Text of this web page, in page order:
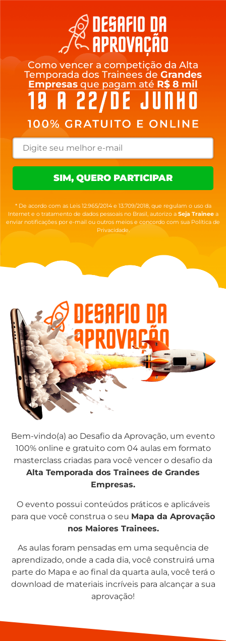
Como vencer a competição da Alta
Temporada dos Trainees de Grandes
Empresas que pagam até R$ 8 mil
SIM, QUERO PARTICIPAR
* De acordo com as Leis 12.965/2014 e 13.709/2018, que regulam o uso da
Internet e o tratamento de dados pessoais no Brasil, autorizo a Seja Traineea
enviar notificações por e-mail ou outros meios e concordo com sua Política de
Privacidade.
Bem-vindo(a) ao Desafio da Aprovação, um evento
100% online e gratuito com 04 aulas em formato
masterclass criadas para você vencer o desafio da
Alta Temporada dos Trainees de Grandes
Empresas.
O evento possui conteúdos práticos e aplicáveis
para que você construa o seu Mapa da Aprovação
nos Maiores Trainees.
As aulas foram pensadas em uma sequência de
aprendizado, onde a cada dia, você construirá uma
parte do Mapa e ao final da quarta aula, você terá o
download de materiais incríveis para alcançar a sua
aprovação!